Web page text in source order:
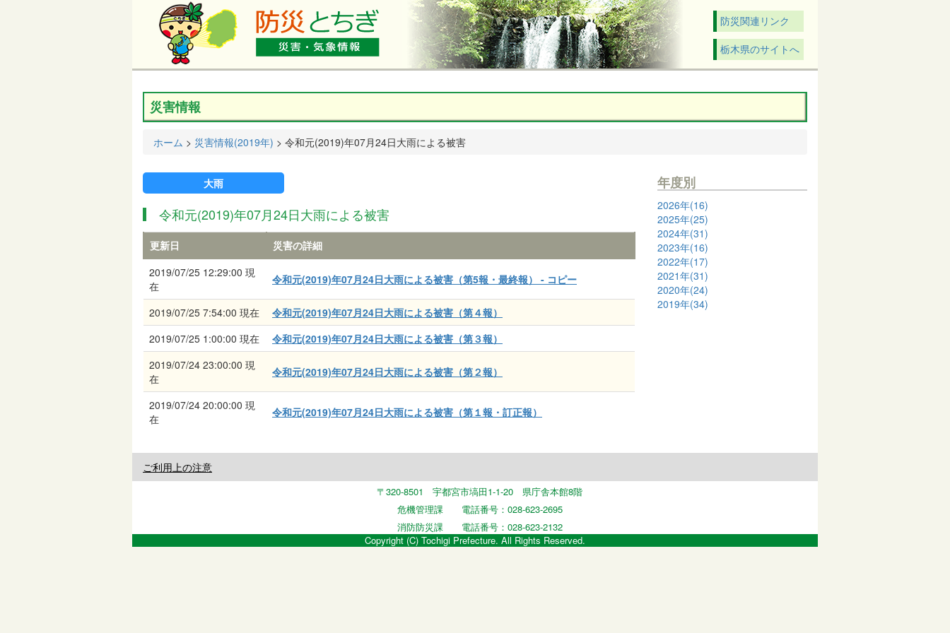
防災関連リンク
栃木県のサイトへ
災害情報
ホーム > 災害情報(2019年) > 令和元(2019)年07月24日大雨による被害
年度別
2026年(16)
2025年(25)
2024年(31)
2023年(16)
2022年(17)
2021年(31)
2020年(24)
2019年(34)
大雨
令和元(2019)年07月24日大雨による被害
更新日
災害の詳細
2019/07/25 12:29:00 現
在
令和元(2019)年07月24日大雨による被害（第5報・最終報） - コピー
2019/07/25 7:54:00 現在
令和元(2019)年07月24日大雨による被害（第４報）
2019/07/25 1:00:00 現在
令和元(2019)年07月24日大雨による被害（第３報）
2019/07/24 23:00:00 現
在
令和元(2019)年07月24日大雨による被害（第２報）
2019/07/24 20:00:00 現
在
令和元(2019)年07月24日大雨による被害（第１報・訂正報）
ご利用上の注意
〒320-8501 宇都宮市塙田1-1-20 県庁舎本館8階
危機管理課 電話番号：028-623-2695
消防防災課 電話番号：028-623-2132
Copyright (C) Tochigi Prefecture. All Rights Reserved.